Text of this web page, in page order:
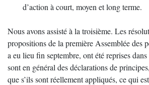
d’action à court, moyen et long terme.
Nous avons assisté à la troisième. Les
propositions de la première Assemblée des
a eu lieu fin septembre, ont été reprises
sont en général des déclarations de
que s’ils sont réellement appliqués, ce qui